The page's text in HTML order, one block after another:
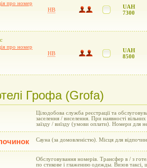
про номер
HB
UAH
7300
про номер
HB
UAH
8500
Грофа (Grofa)
Цілодобова служба реєстрації та
заселення / виселення. При наявності
заїзду / виїзду (умови оплати). Номери для
Сауна (за домовленістю). Місця для
Обслуговування номерів. Трансфер в / з
по стикове і глажению одежды. Визов таксі,